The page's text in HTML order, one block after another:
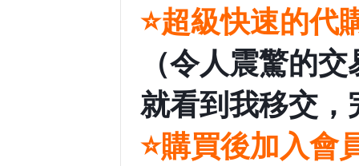
⭐️超級快速的代
（令人震驚的
就看到我移交，
⭐️購買後加入會